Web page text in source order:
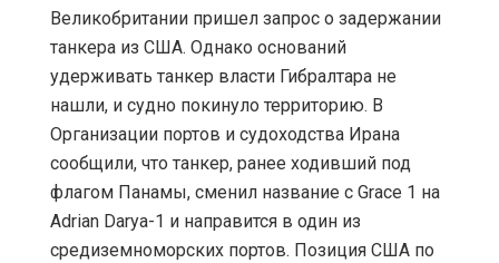
Великобритании пришел запрос о задержании
танкера из США. Однако оснований
удерживать танкер власти Гибралтара не
нашли, и судно покинуло территорию. В
Организации портов и судоходства Ирана
сообщили, что танкер, ранее ходивший под
флагом Панамы, сменил название с Grace 1 на
Adrian Darya-1 и направится в один из
средиземноморских портов. Позиция США по